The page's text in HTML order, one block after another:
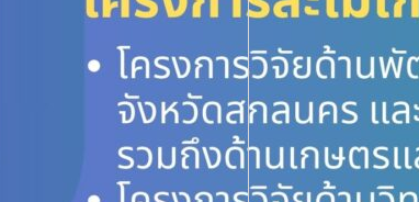
นา
ผู้อำนวยการก
Email: